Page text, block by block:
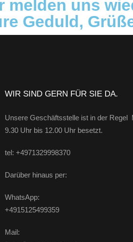
uns
Geduld,
WIR SIND GERN FÜR SIE DA.
Unsere Geschäftsstelle ist in der Regel
9.30 Uhr bis 12.00 Uhr besetzt.
tel: +4971329998370
Darüber hinaus per:
WhatsApp:
+4915125499359
Mail: